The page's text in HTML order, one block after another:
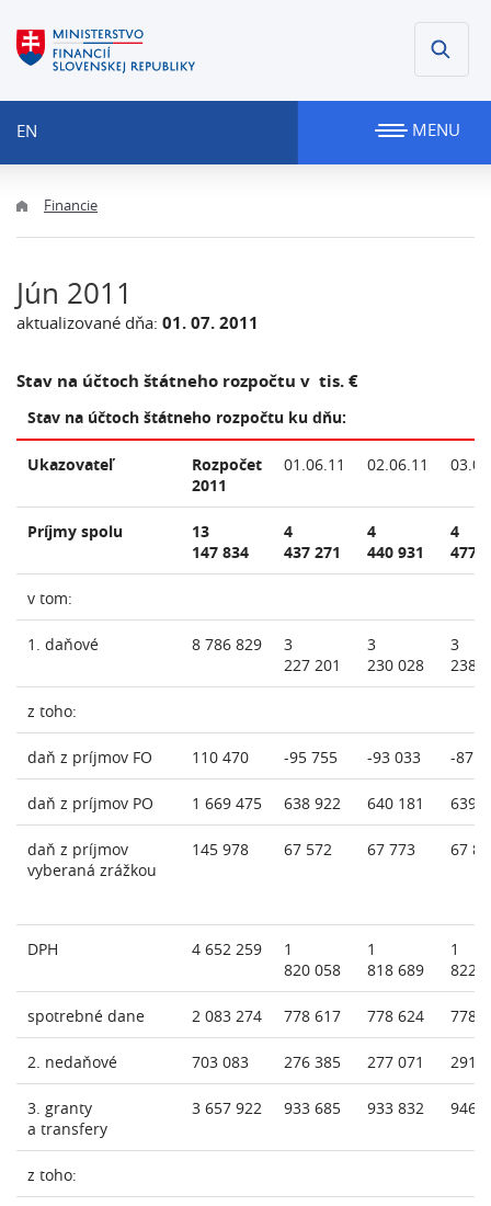
EN MENU
Financie
Jún 2011
aktualizované dňa: 01. 07. 2011
Stav na účtoch štátneho rozpočtu v tis. €
Stav na účtoch štátneho rozpočtu ku dňu:
Ukazovateľ
Rozpočet
2011
01.06.11 02.06.11
Príjmy spolu
13
147 834
4
437 271
4
440 931
4
477
v tom:
1. daňové 8 786 829
3
227 201
3
230 028
3
238
z toho:
daň z príjmov FO 110 470 -95 755 -93 033 -87
daň z príjmov PO 1 669 475 638 922 640 181 639
daň z príjmov
vyberaná zrážkou
145 978 67 572 67 773 67
DPH 4 652 259
1
820 058
1
818 689
1
822
spotrebné dane 2 083 274 778 617 778 624 778
2. nedaňové 703 083 276 385 277 071 291
3. granty
a transfery
3 657 922 933 685 933 832 946
z toho: